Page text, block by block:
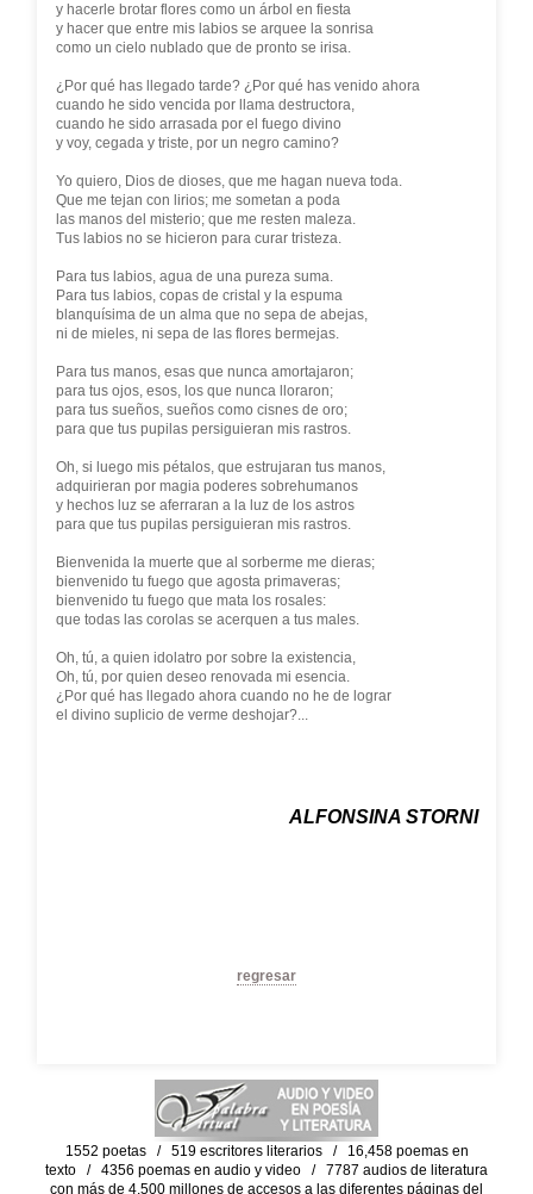
y hacerle brotar flores como un árbol en fiesta
y hacer que entre mis labios se arquee la sonrisa
como un cielo nublado que de pronto se irisa.
¿Por qué has llegado tarde? ¿Por qué has venido ahora
cuando he sido vencida por llama destructora,
cuando he sido arrasada por el fuego divino
y voy, cegada y triste, por un negro camino?
Yo quiero, Dios de dioses, que me hagan nueva toda.
Que me tejan con lirios; me sometan a poda
las manos del misterio; que me resten maleza.
Tus labios no se hicieron para curar tristeza.
Para tus labios, agua de una pureza suma.
Para tus labios, copas de cristal y la espuma
blanquísima de un alma que no sepa de abejas,
ni de mieles, ni sepa de las flores bermejas.
Para tus manos, esas que nunca amortajaron;
para tus ojos, esos, los que nunca lloraron;
para tus sueños, sueños como cisnes de oro;
para que tus pupilas persiguieran mis rastros.
Oh, si luego mis pétalos, que estrujaran tus manos,
adquirieran por magia poderes sobrehumanos
y hechos luz se aferraran a la luz de los astros
para que tus pupilas persiguieran mis rastros.
Bienvenida la muerte que al sorberme me dieras;
bienvenido tu fuego que agosta primaveras;
bienvenido tu fuego que mata los rosales:
que todas las corolas se acerquen a tus males.
Oh, tú, a quien idolatro por sobre la existencia,
Oh, tú, por quien deseo renovada mi esencia.
¿Por qué has llegado ahora cuando no he de lograr
el divino suplicio de verme deshojar?...
ALFONSINA STORNI
regresar
1552 poetas / 519 escritores literarios / 16,458 poemas en
texto / 4356 poemas en audio y video / 7787 audios de literatura
con más de 4,500 millones de accesos a las diferentes páginas del